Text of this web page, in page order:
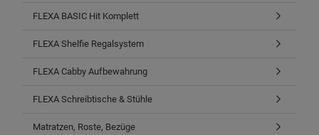
FLEXA BASIC Hit Komplett
FLEXA Shelfie Regalsystem
FLEXA Cabby Aufbewahrung
FLEXA Schreibtische & Stühle
Matratzen, Roste, Bezüge